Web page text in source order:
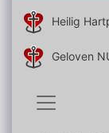
Heilig
Geloven